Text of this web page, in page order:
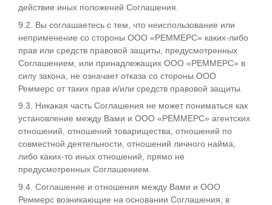
действие иных положений Соглашения.
9.2. Вы соглашаетесь с тем, что неиспользование или
неприменение со стороны ООО «РЕММЕРС» каких-либо
прав или средств правовой защиты, предусмотренных
Соглашением, или принадлежащих ООО «РЕММЕРС» в
силу закона, не означает отказа со стороны ООО
Реммерс от таких прав и/или средств правовой защиты.
9.3. Никакая часть Соглашения не может пониматься как
установление между Вами и ООО «РЕММЕРС» агентских
отношений, отношений товарищества, отношений по
совместной деятельности, отношений личного найма,
либо каких-то иных отношений, прямо не
предусмотренных Соглашением.
9.4. Соглашение и отношения между Вами и ООО
Реммерс возникающие на основании Соглашения, в